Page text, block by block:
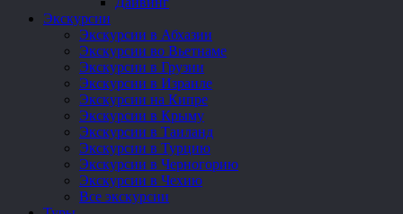
Экскурсии
Экскурсии в Абхазии
Экскурсии во Вьетнаме
Экскурсии в Грузии
Экскурсии в Израиле
Экскурсии на Кипре
Экскурсии в Крыму
Экскурсии в Таиланд
Экскурсии в Турцию
Экскурсии в Черногорию
Экскурсии в Чехию
Все экскурсии